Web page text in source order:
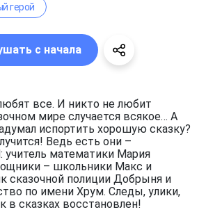
все. И никто не любит
мире случается всякое… А
испортить хорошую сказку?
Ведь есть они –
математики Мария
– школьники Макс и
сказочной полиции Добрыня и
по имени Хрум. Следы, улики,
в сказках восстановлен!
герой
с начала